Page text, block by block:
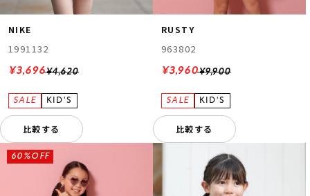
NIKE
1991132
¥4,620
¥3,696
比較する
RUSTY
963802
¥9,900
¥3,960
比較する
60%OFF